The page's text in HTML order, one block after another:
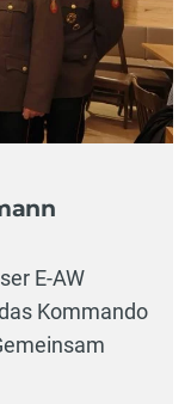
E-AW
Kommando